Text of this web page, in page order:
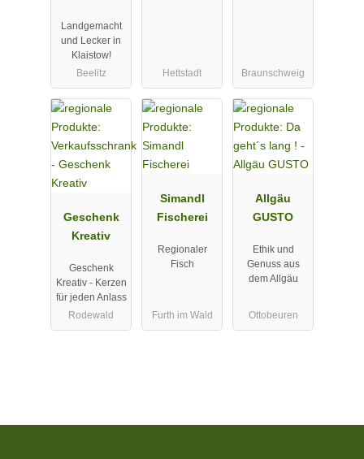
Klaistow
Landgemacht
und Lecker in
Klaistow!
Beelitz
Hettstadt Braunschweig
Geschenk
Kreativ
Geschenk
Kreativ - Kerzen
für jeden Anlass
Rodewald
Simandl
Fischerei
Regionaler
Fisch
Furth im Wald
Allgäu
GUSTO
Ethik und
Genuss aus
dem Allgäu
Ottobeuren